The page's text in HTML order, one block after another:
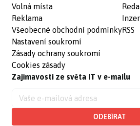
Volná místa
Reklama
Všeobecné obchodní podmínky
Nastavení soukromí
Zásady ochrany soukromí
Cookies zásady
RSS
Zajímavosti ze světa IT v e-mailu
ODEBÍRAT